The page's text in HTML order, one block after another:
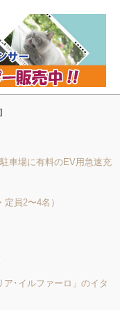
]
車場に有料のEV用急速充
員2〜4名）
･イルファーロ」のイタ